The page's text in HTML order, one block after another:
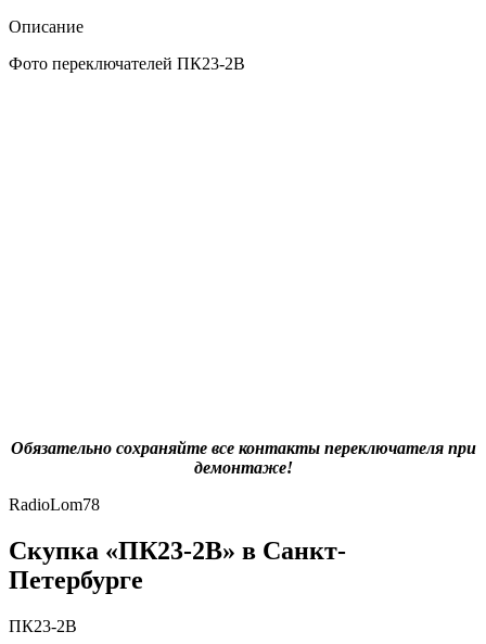
Описание
Фото переключателей ПК23-2В
Обязательно сохраняйте все контакты переключателя при
демонтаже!
RadioLom78
Скупка «ПК23-2В» в Санкт-
Петербурге
ПК23-2В